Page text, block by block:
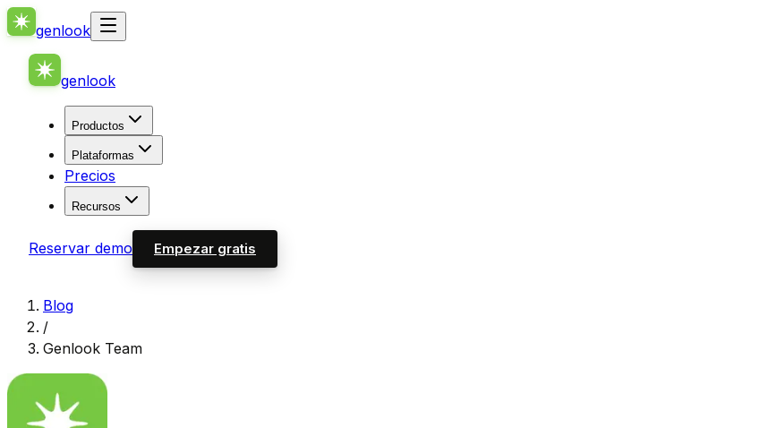
genlook
genlook
Productos
Plataformas
Precios
Recursos
Reservar demo Empezar gratis
Blog
/
Genlook Team